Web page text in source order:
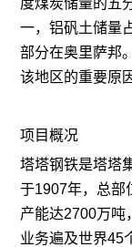
度煤炭储量的五
一，铝矾土储量
部分在奥里萨邦
该地区的重要原
项目概况
塔塔钢铁是塔塔
于1907年，总部
产能达2700万吨
业务遍及世界45